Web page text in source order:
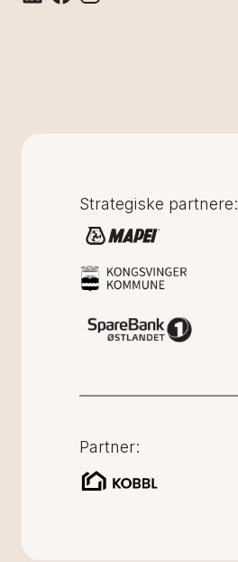
Strategiske partnere:
Partner: